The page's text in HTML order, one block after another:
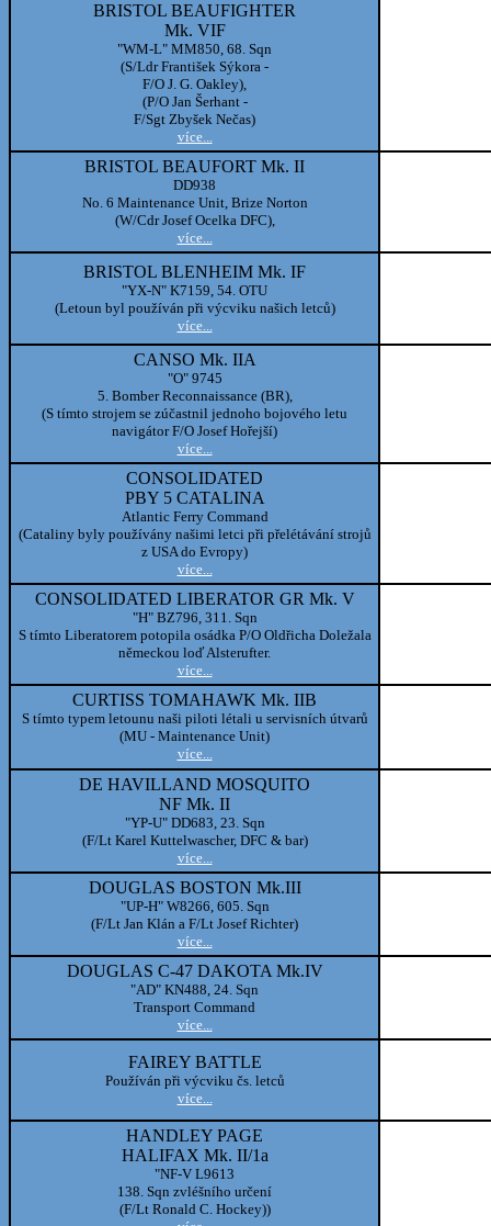
BRISTOL BEAUFIGHTER
Mk. VIF
"WM-L" MM850, 68. Sqn
(S/Ldr František Sýkora -
F/O J. G. Oakley),
(P/O Jan Šerhant -
F/Sgt Zbyšek Nečas)
více...
BRISTOL BEAUFORT Mk. II
DD938
No. 6 Maintenance Unit, Brize Norton
(W/Cdr Josef Ocelka DFC),
více...
BRISTOL BLENHEIM Mk. IF
"YX-N" K7159, 54. OTU
(Letoun byl používán při výcviku našich letců)
více...
CANSO Mk. IIA
"O" 9745
5. Bomber Reconnaissance (BR),
(S tímto strojem se zúčastnil jednoho bojového letu
navigátor F/O Josef Hořejší)
více...
CONSOLIDATED
PBY 5 CATALINA
Atlantic Ferry Command
(Cataliny byly používány našimi letci při přelétávání strojů
z USA do Evropy)
více...
CONSOLIDATED LIBERATOR GR Mk. V
"H" BZ796, 311. Sqn
S tímto Liberatorem potopila osádka P/O Oldřicha Doležala
německou loď Alsterufter.
více...
CURTISS TOMAHAWK Mk. IIB
S tímto typem letounu naši piloti létali u servisních útvarů
(MU - Maintenance Unit)
více...
DE HAVILLAND MOSQUITO
NF Mk. II
"YP-U" DD683, 23. Sqn
(F/Lt Karel Kuttelwascher, DFC & bar)
více...
DOUGLAS BOSTON Mk.III
"UP-H" W8266, 605. Sqn
(F/Lt Jan Klán a F/Lt Josef Richter)
více...
DOUGLAS C-47 DAKOTA Mk.IV
"AD" KN488, 24. Sqn
Transport Command
více...
FAIREY BATTLE
Používán při výcviku čs. letců
více...
HANDLEY PAGE
HALIFAX Mk. II/1a
"NF-V L9613
138. Sqn zvléšního určení
(F/Lt Ronald C. Hockey))